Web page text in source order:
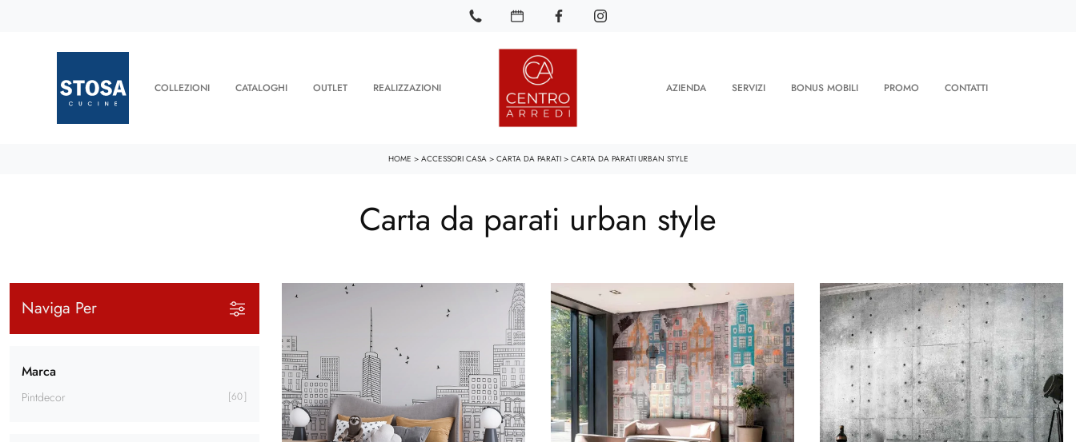
COLLEZIONI CATALOGHI OUTLET REALIZZAZIONI AZIENDA SERVIZI BONUS MOBILI PROMO CONTATTI
HOME > ACCESSORI CASA> CARTA DA PARATI> CARTA DA PARATI URBAN STYLE
Carta da parati urban style
Naviga Per
Marca
Pintdecor 60